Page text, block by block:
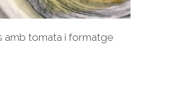
amb tomata i formatge